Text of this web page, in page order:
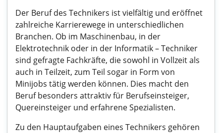
Der Beruf des Technikers ist vielfältig und eröffnet
zahlreiche Karrierewege in unterschiedlichen
Branchen. Ob im Maschinenbau, in der
Elektrotechnik oder in der Informatik – Techniker
sind gefragte Fachkräfte, die sowohl in Vollzeit als
auch in Teilzeit, zum Teil sogar in Form von
Minijobs tätig werden können. Dies macht den
Beruf besonders attraktiv für Berufseinsteiger,
Quereinsteiger und erfahrene Spezialisten.
Zu den Hauptaufgaben eines Technikers gehören